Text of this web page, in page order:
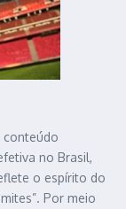
conteúdo
no Brasil,
o espírito do
Por meio